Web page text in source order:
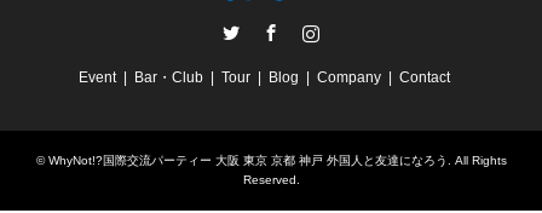
Event Bar・Club Tour Blog Company Contact
©WhyNot!?国際交流パーティー 大阪 東京 京都 神戸 外国人と友達になろう. All Rights
Reserved.